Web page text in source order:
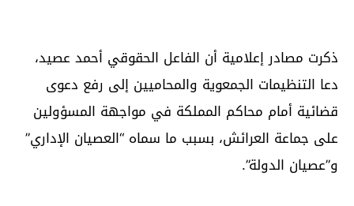
ذكرت مصادر إعلامية أن الفاعل الحقوقي أحمد عصيد،
دعا التنظيمات الجمعوية والمحاميين إلى رفع دعوى
قضائية أمام محاكم المملكة في مواجهة المسؤولين
على جماعة العرائش، بسبب ما سماه “العصيان الإداري”
و”عصيان الدولة”.